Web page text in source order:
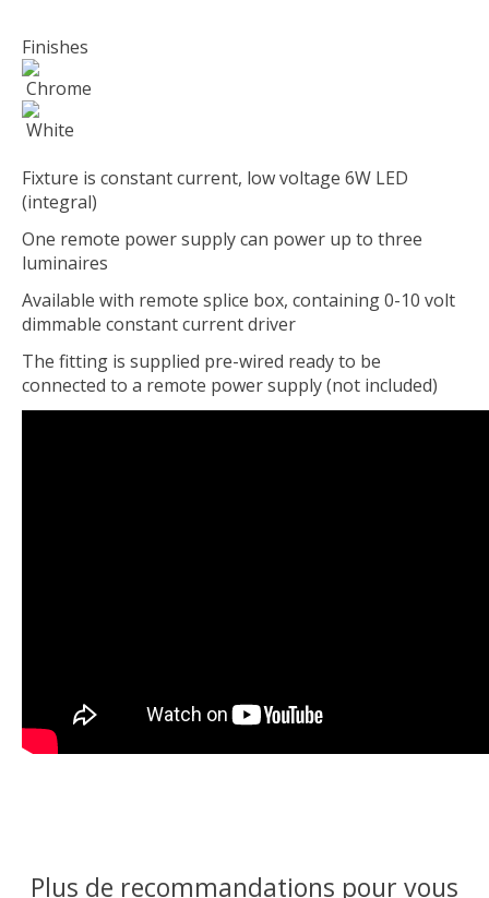
Finishes
Chrome
White
Fixture is constant current, low voltage 6W LED
(integral)
One remote power supply can power up to three
luminaires
Available with remote splice box, containing 0-10 volt
dimmable constant current driver
The fitting is supplied pre-wired ready to be
connected to a remote power supply (not included)
Plus de recommandations pour vous